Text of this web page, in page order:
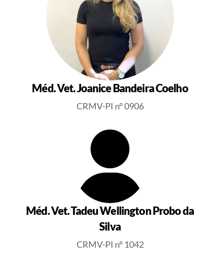
Méd. Vet. Joanice Bandeira Coelho
CRMV-PI nº 0906
Méd. Vet. Tadeu Wellington Probo da
Silva
CRMV-PI nº 1042